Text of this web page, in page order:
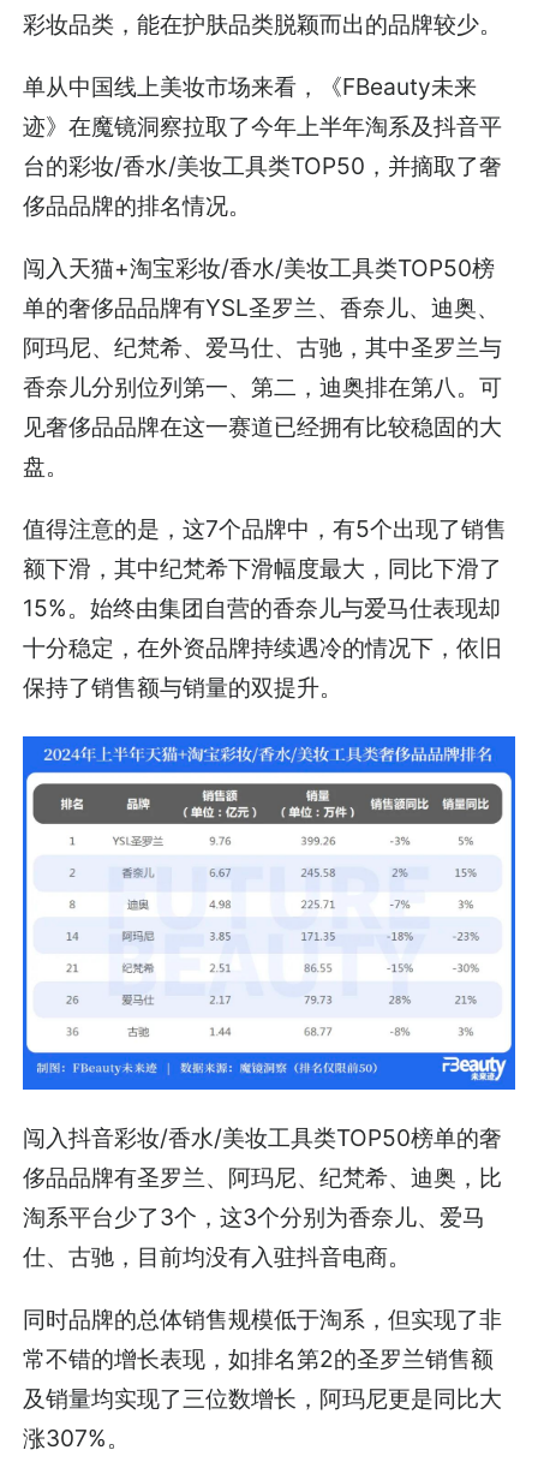
彩妆品类，能在护肤品类脱颖而出的品牌较少。
单从中国线上美妆市场来看，《FBeauty未来
迹》在魔镜洞察拉取了今年上半年淘系及抖音平
台的彩妆/香水/美妆工具类TOP50，并摘取了奢
侈品品牌的排名情况。
闯入天猫+淘宝彩妆/香水/美妆工具类TOP50榜
单的奢侈品品牌有YSL圣罗兰、香奈儿、迪奥、
阿玛尼、纪梵希、爱马仕、古驰，其中圣罗兰与
香奈儿分别位列第一、第二，迪奥排在第八。可
见奢侈品品牌在这一赛道已经拥有比较稳固的大
盘。
值得注意的是，这7个品牌中，有5个出现了销售
额下滑，其中纪梵希下滑幅度最大，同比下滑了
15%。始终由集团自营的香奈儿与爱马仕表现却
十分稳定，在外资品牌持续遇冷的情况下，依旧
保持了销售额与销量的双提升。
闯入抖音彩妆/香水/美妆工具类TOP50榜单的奢
侈品品牌有圣罗兰、阿玛尼、纪梵希、迪奥，比
淘系平台少了3个，这3个分别为香奈儿、爱马
仕、古驰，目前均没有入驻抖音电商。
同时品牌的总体销售规模低于淘系，但实现了非
常不错的增长表现，如排名第2的圣罗兰销售额
及销量均实现了三位数增长，阿玛尼更是同比大
涨307%。